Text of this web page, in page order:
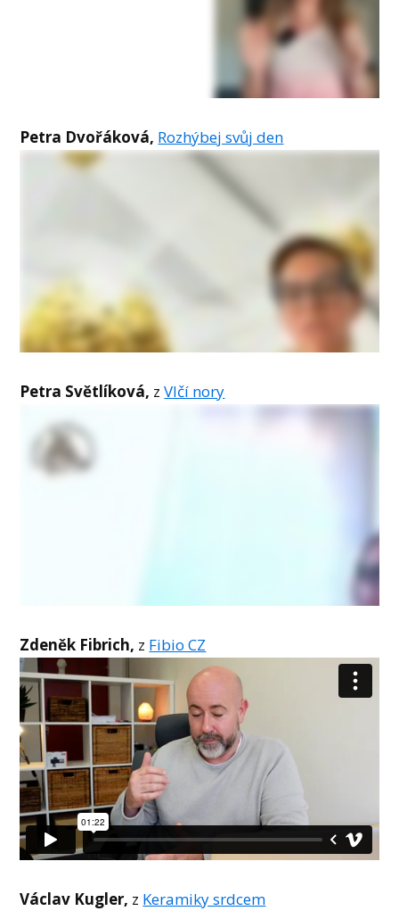
Petra Dvořáková, Rozhýbej svůj den
Petra Světlíková, zVlčí nory
Zdeněk Fibrich, z Fibio CZ
Václav Kugler, z Keramiky srdcem